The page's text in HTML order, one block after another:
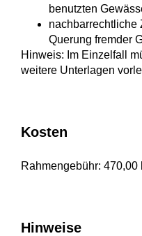
benutzten
nachbarrechtliche
Querung fremder
Hinweis: Im Einzelfall
weitere Unterlagen
Kosten
Rahmengebühr: 470,00
Hinweise